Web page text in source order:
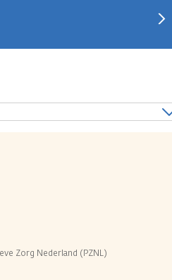
Zorg Nederland (PZNL)